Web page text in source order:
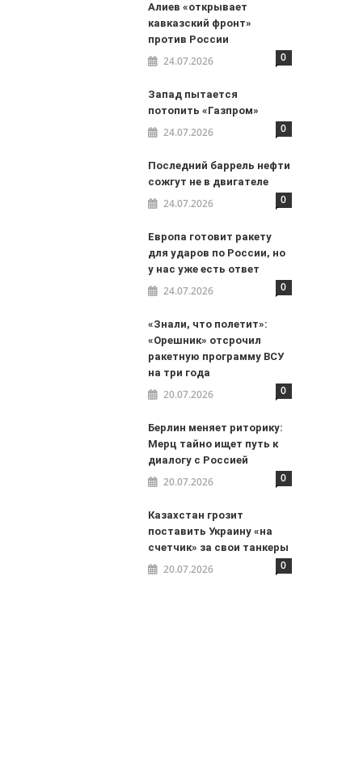
Алиев «открывает
кавказский фронт»
против России
24.07.2026 0
Запад пытается
потопить «Газпром»
24.07.2026 0
Последний баррель нефти
сожгут не в двигателе
24.07.2026 0
Европа готовит ракету
для ударов по России, но
у нас уже есть ответ
24.07.2026 0
«Знали, что полетит»:
«Орешник» отсрочил
ракетную программу ВСУ
на три года
20.07.2026 0
Берлин меняет риторику:
Мерц тайно ищет путь к
диалогу с Россией
20.07.2026 0
Казахстан грозит
поставить Украину «на
счетчик» за свои танкеры
20.07.2026 0